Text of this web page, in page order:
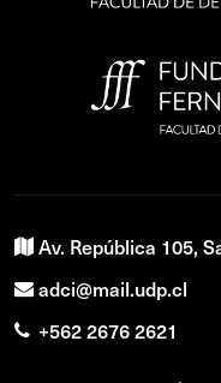
Av. República 105,
adci@mail.udp.cl
+562 2676 2621